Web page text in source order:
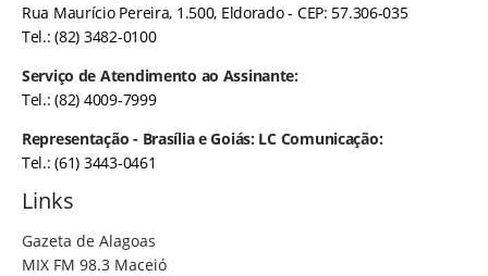
Rua Maurício Pereira, 1.500, Eldorado - CEP: 57.306-035
Tel.: (82) 3482-0100
Serviço de Atendimento ao Assinante:
Tel.: (82) 4009-7999
Representação - Brasília e Goiás: LC Comunicação:
Tel.: (61) 3443-0461
Links
Gazeta de Alagoas
MIX FM 98.3 Maceió